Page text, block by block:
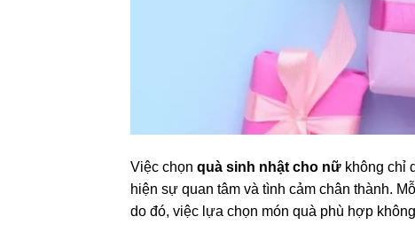
Việc chọn quà sinh nhật cho nữ không chỉ
hiện sự quan tâm và tình cảm chân thành.
do đó, việc lựa chọn món quà phù hợp